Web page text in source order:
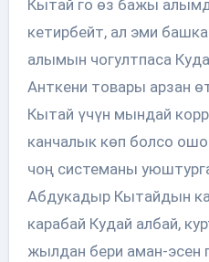
Кытай го өз бажы
кетирбейт, ал эми
алымын чогултпаса
Анткени товары арзан
Кытай үчүн мындай
канчалык көп болсо
чоң системаны
Абдукадыр Кытайдын
карабай Кудай албай,
жылдан бери аман-эсен